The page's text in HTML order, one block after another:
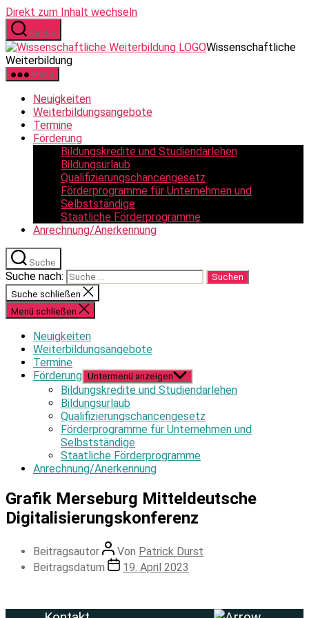
Direkt zum Inhalt wechseln
Suche
Wissenschaftliche
Weiterbildung
Menü
Neuigkeiten
Weiterbildungsangebote
Termine
Förderung
Bildungskredite und Studiendarlehen
Bildungsurlaub
Qualifizierungschancengesetz
Förderprogramme für Unternehmen und
Selbstständige
Staatliche Förderprogramme
Anrechnung/Anerkennung
Suche
Suche nach:
Suche schließen
Menü schließen
Neuigkeiten
Weiterbildungsangebote
Termine
Förderung Untermenü anzeigen
Bildungskredite und Studiendarlehen
Bildungsurlaub
Qualifizierungschancengesetz
Förderprogramme für Unternehmen und
Selbstständige
Staatliche Förderprogramme
Anrechnung/Anerkennung
Grafik Merseburg Mitteldeutsche
Digitalisierungskonferenz
Beitragsautor Von Patrick Durst
Beitragsdatum
19. April 2023